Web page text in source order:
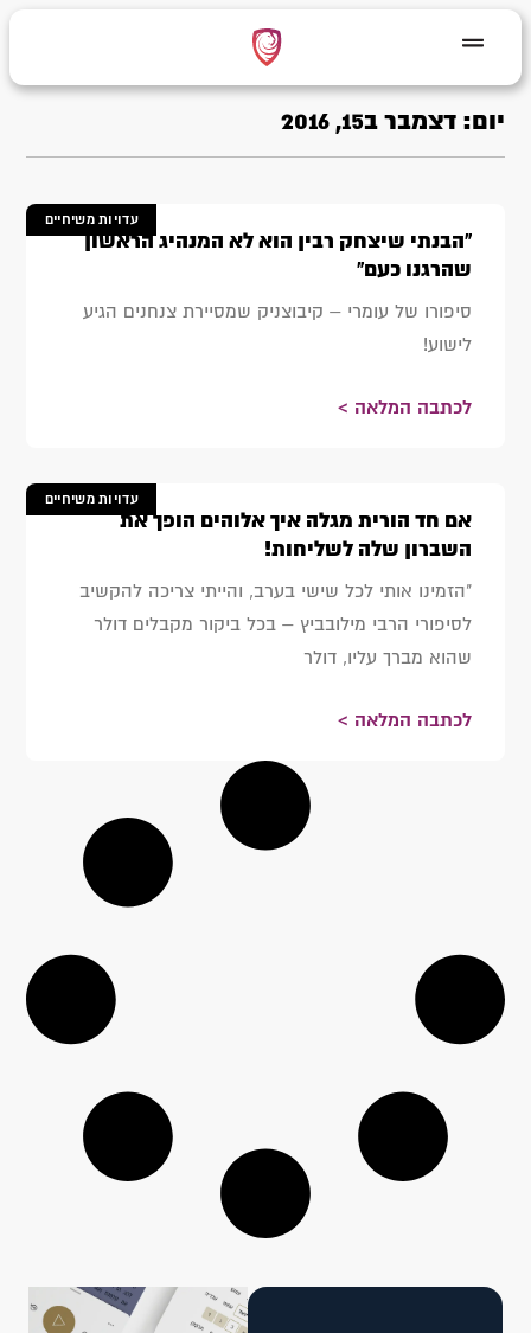
יום: דצמבר ב15, 2016
עדויות משיחיים
"הבנתי שיצחק רבין הוא לא המנהיג הראשון
שהרגנו כעם"
סיפורו של עומרי – קיבוצניק שמסיירת צנחנים הגיע
לישוע!
לכתבה המלאה >
עדויות משיחיים
אם חד הורית מגלה איך אלוהים הופך את
השברון שלה לשליחות!
"הזמינו אותי לכל שישי בערב, והייתי צריכה להקשיב
לסיפורי הרבי מילובביץ – בכל ביקור מקבלים דולר
שהוא מברך עליו, דולר
לכתבה המלאה >